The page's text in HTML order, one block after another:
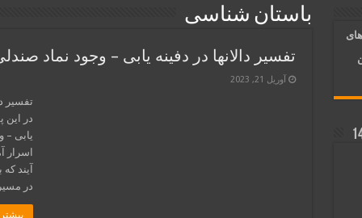
روایی | ذکر اسماء الحسنی برآورده شدن حاجت
شدن | متن دعا و اذکار مجرب
باستان شناسی
تفسیر دالانها در دفینه یابی – وجود نماد
آوریل 21, 2023
تفسیر
در این
یابی –
اسرار
آیند
در